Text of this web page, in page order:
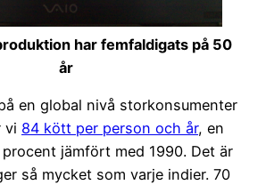
har femfaldigats på 50
år
en global nivå storkonsumenter
vi 84 kött per person och år, en
jämfört med 1990. Det är
så mycket som varje indier. 70